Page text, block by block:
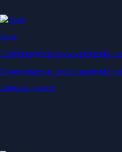
Earn
Genera ingresos pasivos poniendo a
Genera ingresos pasivos poniendo a
Empezar a ganar